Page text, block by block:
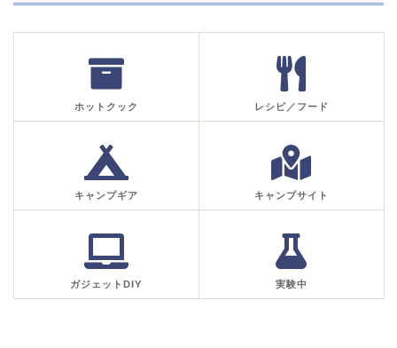
ホットクック レシピ／フード
キャンプギア キャンプサイト
ガジェットDIY 実験中